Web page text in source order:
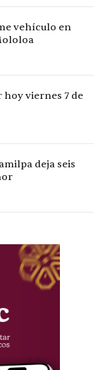
vehículo en
viernes 7 de
deja seis